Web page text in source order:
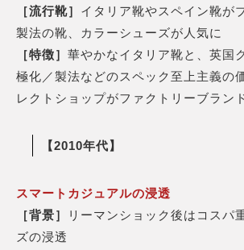
［流行靴］ イタリア靴やスペイン靴が
製法の靴、カラーシューズが人気に
［特徴］ 華やかなイタリア靴と、英国
極化／製法などのスペック至上主義の
レクトショップがファクトリーブラン
【2010年代】
スマートカジュアルの浸透
［背景］
リーマンショック後はコスパ
ズの浸透